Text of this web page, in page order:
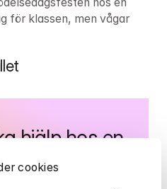
cookies
för klassen, men vågar
hjälp hos en